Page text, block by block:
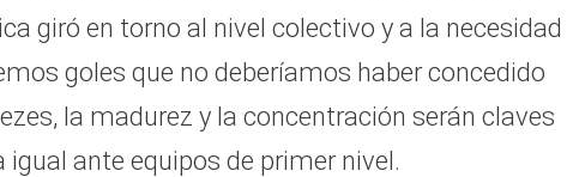
giró en torno al nivel colectivo y a la necesidad
goles que no deberíamos haber concedido
la madurez y la concentración serán claves
ante equipos de primer nivel.